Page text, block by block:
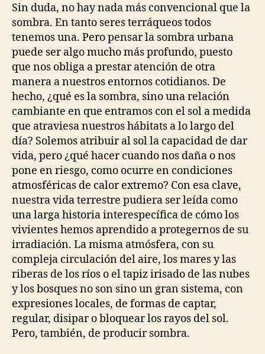
Sin duda, no hay nada más convencional que la
sombra. En tanto seres terráqueos todos
tenemos una. Pero pensar la sombra urbana
puede ser algo mucho más profundo, puesto
que nos obliga a prestar atención de otra
manera a nuestros entornos cotidianos. De
hecho, ¿qué es la sombra, sino una relación
cambiante en que entramos con el sol a medida
que atraviesa nuestros hábitats a lo largo del
día? Solemos atribuir al sol la capacidad de dar
vida, pero ¿qué hacer cuando nos daña o nos
pone en riesgo, como ocurre en condiciones
atmosféricas de calor extremo? Con esa clave,
nuestra vida terrestre pudiera ser leída como
una larga historia interespecífica de cómo los
vivientes hemos aprendido a protegernos de su
irradiación. La misma atmósfera, con su
compleja circulación del aire, los mares y las
riberas de los ríos o el tapiz irisado de las nubes
y los bosques no son sino un gran sistema, con
expresiones locales, de formas de captar,
regular, disipar o bloquear los rayos del sol.
Pero, también, de producir sombra.